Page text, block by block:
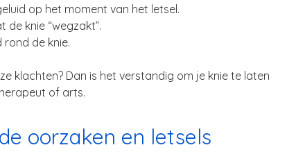
op het moment van het letsel.
knie “wegzakt”.
rond de knie.
klachten? Dan is het verstandig om je knie te laten
of arts.
oorzaken en letsels